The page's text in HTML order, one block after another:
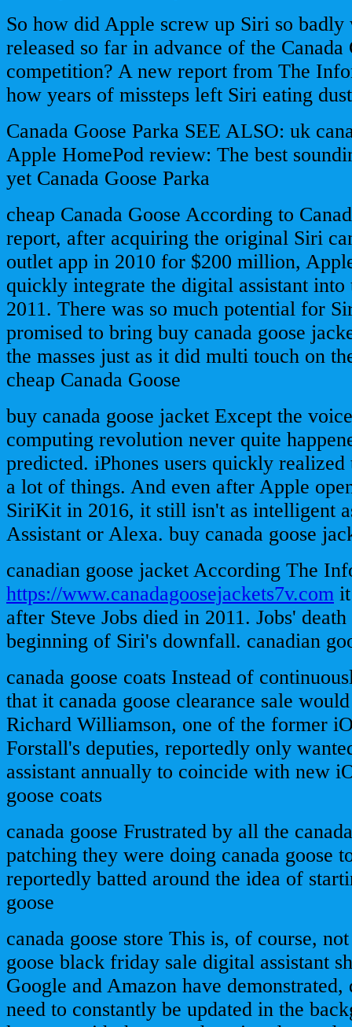
So how did Apple screw up Siri so badly
released so far in advance of the Canada
competition? A new report from The
how years of missteps left Siri eating
Canada Goose Parka SEE ALSO: uk
Apple HomePod review: The best
yet Canada Goose Parka
cheap Canada Goose According to
report, after acquiring the original Siri
outlet app in 2010 for $200 million,
quickly integrate the digital assistant into
2011. There was so much potential for
promised to bring buy canada goose
the masses just as it did multi touch on
cheap Canada Goose
buy canada goose jacket Except the
computing revolution never quite
predicted. iPhones users quickly
a lot of things. And even after Apple
SiriKit in 2016, it still isn't as intelligent
Assistant or Alexa. buy canada goose
canadian goose jacket According The
https://www.canadagoosejackets7v.com
after Steve Jobs died in 2011. Jobs'
beginning of Siri's downfall. canadian
canada goose coats Instead of
that it canada goose clearance sale
Richard Williamson, one of the former
Forstall's deputies, reportedly only
assistant annually to coincide with new
goose coats
canada goose Frustrated by all the
patching they were doing canada goose
reportedly batted around the idea of
goose
canada goose store This is, of course,
goose black friday sale digital assistant
Google and Amazon have demonstrated,
need to constantly be updated in the